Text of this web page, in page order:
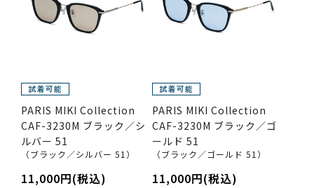
PARIS MIKI Collection
CAF-3230M ブラック／シ
ルバー 51
（ブラック／シルバー 51）
11,000円(税込)
PARIS MIKI Collection
CAF-3230M ブラック／ゴ
ールド 51
（ブラック／ゴールド 51）
11,000円(税込)